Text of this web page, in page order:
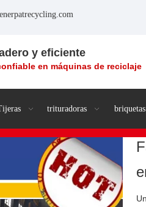
y eficiente
en máquinas de reciclaje
trituradoras briquetas